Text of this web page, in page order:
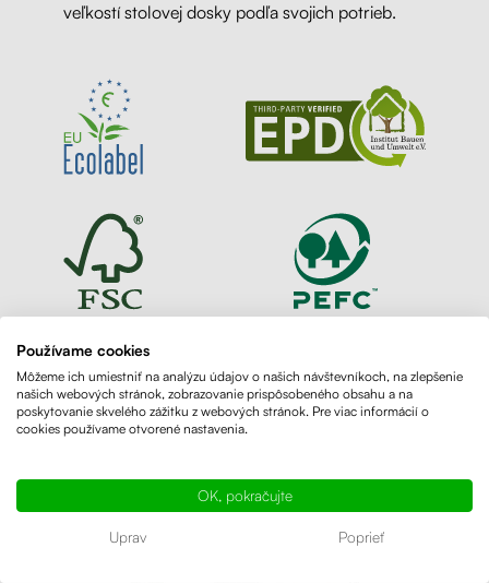
veľkostí stolovej dosky podľa svojich potrieb.
Používame cookies
Môžeme ich umiestniť na analýzu údajov o našich návštevníkoch, na zlepšenie
našich webových stránok, zobrazovanie prispôsobeného obsahu a na
poskytovanie skvelého zážitku z webových stránok. Pre viac informácií o
cookies používame otvorené nastavenia.
OK, pokračujte
Uprav Poprieť